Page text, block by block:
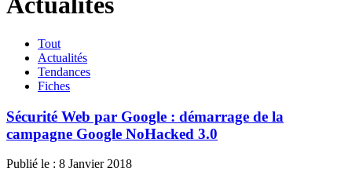
Tout
Actualités
Tendances
Fiches
Sécurité Web par Google : démarrage de la
campagne Google NoHacked 3.0
Publié le : 8 Janvier 2018